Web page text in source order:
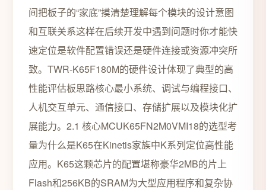
间把板子的“家底”摸清楚理解每个模块的设计意图
和互联关系这样在后续开发中遇到问题时你才能快
速定位是软件配置错误还是硬件连接或资源冲突所
致。TWR-K65F180M的硬件设计体现了典型的高
性能评估板思路核心最小系统、调试与编程接口、
人机交互单元、通信接口、存储扩展以及模块化扩
展能力。2.1 核心MCUK65FN2M0VMI18的选型考
量为什么是K65在Kinetis家族中K系列定位高性能
应用。K65这颗芯片的配置堪称豪华2MB的片上
Flash和256KB的SRAM为大型应用程序和复杂协